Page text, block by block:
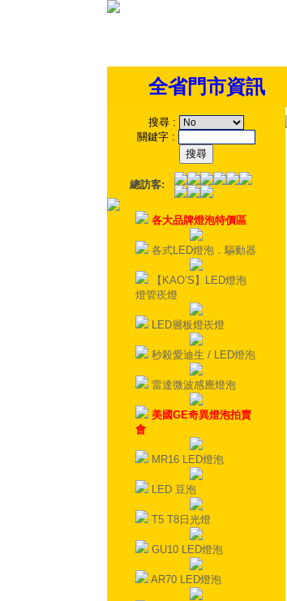
全省門市資訊
搜尋 :
關鍵字 :
總訪客:
各大品牌燈泡特價區
各式LED燈泡．驅動器
【KAO’S】LED燈泡
燈管崁燈
LED層板燈崁燈
秒殺愛迪生 / LED燈泡
雷達微波感應燈泡
美國GE奇異燈泡拍賣
會
MR16 LED燈泡
LED 豆泡
T5 T8日光燈
GU10 LED燈泡
AR70 LED燈泡